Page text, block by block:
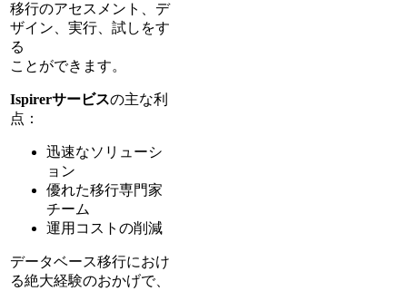
移行のアセスメント、デ
ザイン、実行、試しをす
る
ことができます。
Ispirerサービスの主な利
点：
迅速なソリューシ
ョン
優れた移行専門家
チーム
運用コストの削減
データベース移行におけ
る絶大経験のおかげで、